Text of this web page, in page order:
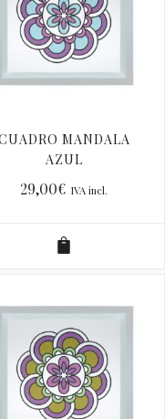
MANDALA
AZUL
29,00€ IVA incl.